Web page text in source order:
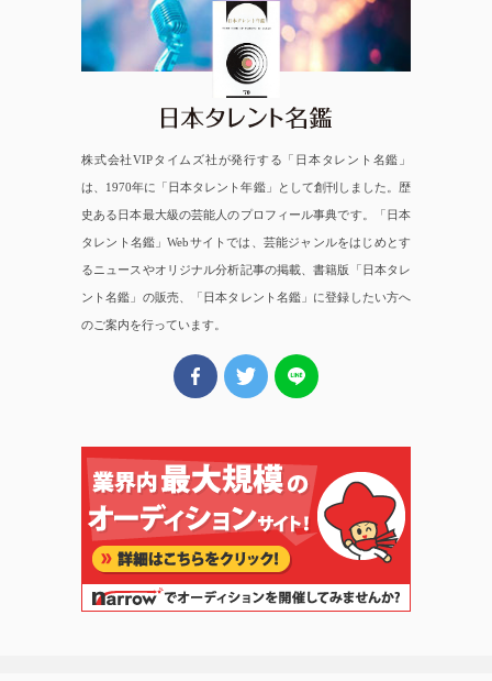
日本タレント名鑑
株式会社VIPタイムズ社が発行する「日本タレント名鑑」
は、1970年に「日本タレント年鑑」として創刊しました。歴
史ある日本最大級の芸能人のプロフィール事典です。「日本
タレント名鑑」Webサイトでは、芸能ジャンルをはじめとす
るニュースやオリジナル分析記事の掲載、書籍版「日本タレ
ント名鑑」の販売、「日本タレント名鑑」に登録したい方へ
のご案内を行っています。